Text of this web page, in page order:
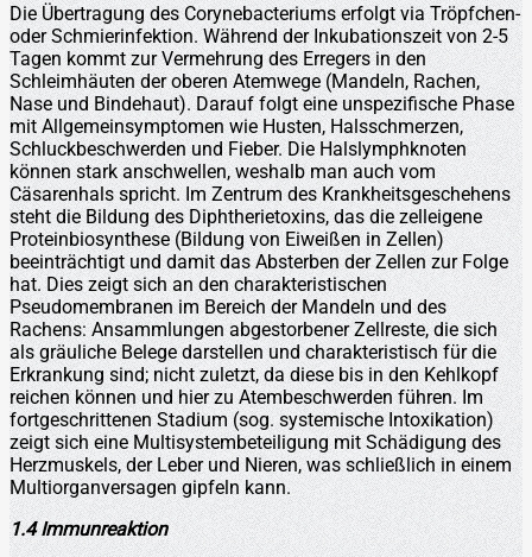
Die Übertragung des Corynebacteriums erfolgt via Tröpfchen-
oder Schmierinfektion. Während der Inkubationszeit von 2-5
Tagen kommt zur Vermehrung des Erregers in den
Schleimhäuten der oberen Atemwege (Mandeln, Rachen,
Nase und Bindehaut). Darauf folgt eine unspezifische Phase
mit Allgemeinsymptomen wie Husten, Halsschmerzen,
Schluckbeschwerden und Fieber. Die Halslymphknoten
können stark anschwellen, weshalb man auch vom
Cäsarenhals spricht. Im Zentrum des Krankheitsgeschehens
steht die Bildung des Diphtherietoxins, das die zelleigene
Proteinbiosynthese (Bildung von Eiweißen in Zellen)
beeinträchtigt und damit das Absterben der Zellen zur Folge
hat. Dies zeigt sich an den charakteristischen
Pseudomembranen im Bereich der Mandeln und des
Rachens: Ansammlungen abgestorbener Zellreste, die sich
als gräuliche Belege darstellen und charakteristisch für die
Erkrankung sind; nicht zuletzt, da diese bis in den Kehlkopf
reichen können und hier zu Atembeschwerden führen. Im
fortgeschrittenen Stadium (sog. systemische Intoxikation)
zeigt sich eine Multisystembeteiligung mit Schädigung des
Herzmuskels, der Leber und Nieren, was schließlich in einem
Multiorganversagen gipfeln kann.
1.4 Immunreaktion